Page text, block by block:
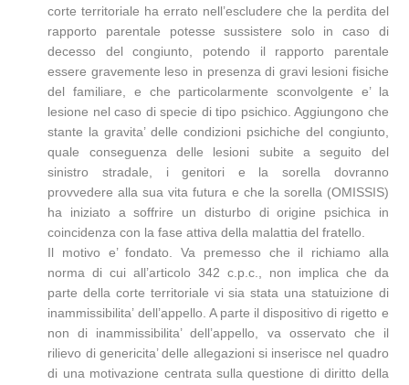
corte territoriale ha errato nell’escludere che la perdita del
rapporto parentale potesse sussistere solo in caso di
decesso del congiunto, potendo il rapporto parentale
essere gravemente leso in presenza di gravi lesioni fisiche
del familiare, e che particolarmente sconvolgente e’ la
lesione nel caso di specie di tipo psichico. Aggiungono che
stante la gravita’ delle condizioni psichiche del congiunto,
quale conseguenza delle lesioni subite a seguito del
sinistro stradale, i genitori e la sorella dovranno
provvedere alla sua vita futura e che la sorella (OMISSIS)
ha iniziato a soffrire un disturbo di origine psichica in
coincidenza con la fase attiva della malattia del fratello.
Il motivo e’ fondato. Va premesso che il richiamo alla
norma di cui all’articolo 342 c.p.c., non implica che da
parte della corte territoriale vi sia stata una statuizione di
inammissibilita’ dell’appello. A parte il dispositivo di rigetto e
non di inammissibilita’ dell’appello, va osservato che il
rilievo di genericita’ delle allegazioni si inserisce nel quadro
di una motivazione centrata sulla questione di diritto della